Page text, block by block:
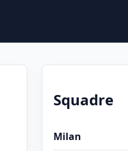
Squadre
Milan